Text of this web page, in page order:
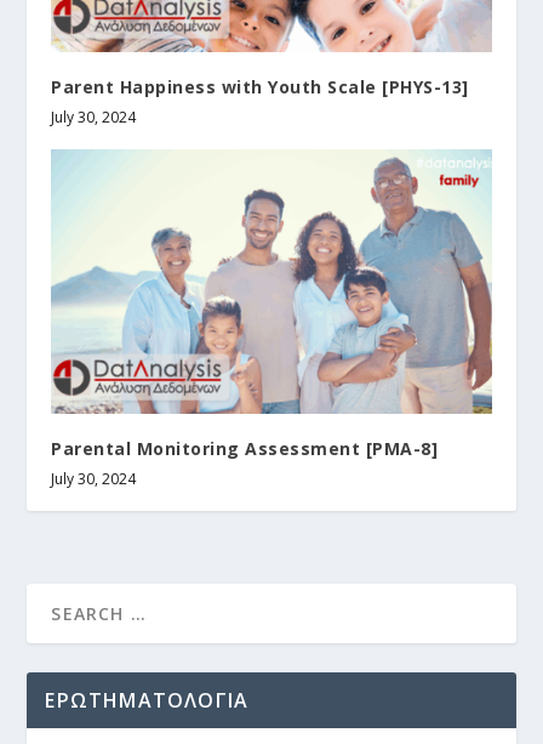
Parent Happiness with Youth Scale [PHYS-13]
July 30, 2024
Parental Monitoring Assessment [PMA-8]
July 30, 2024
ΕΡΩΤΗΜΑΤΟΛΟΓΙΑ